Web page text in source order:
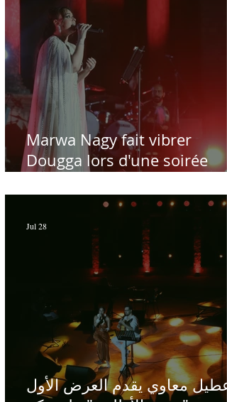
Marwa Nagy fait vibrer
Dougga lors d'une soirée
Hamdi - Par Sofien Manaï
عطيل معاوي يقدم العرض الأول
Jul 28